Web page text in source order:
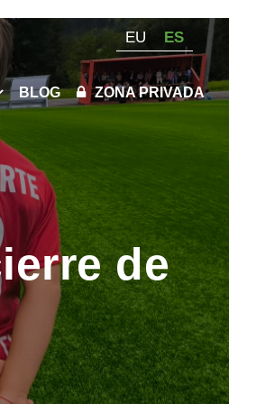
EU ES
BLOG ZONA PRIVADA
de